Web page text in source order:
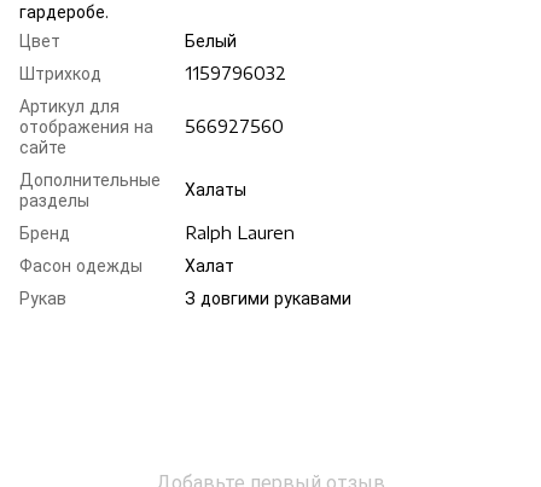
гардеробе.
Цвет
Белый
Штрихкод
1159796032
Артикул для
отображения на
сайте
566927560
Дополнительные
разделы
Халаты
Бренд
Ralph Lauren
Фасон одежды
Халат
Рукав
З довгими рукавами